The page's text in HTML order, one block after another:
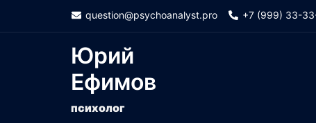
question@psychoanalyst.pro +7 (999) 33-
Юрий
Ефимов
психолог